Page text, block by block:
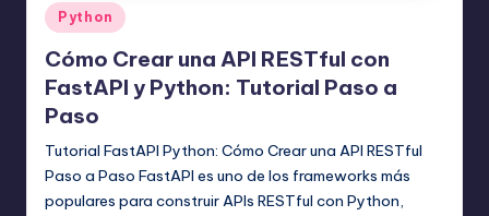
Publicado
en
Python
Cómo Crear una API RESTful con
FastAPI y Python: Tutorial Paso a
Paso
Tutorial FastAPI Python: Cómo Crear una API RESTful
Paso a Paso FastAPI es uno de los frameworks más
populares para construir APIs RESTful con Python,